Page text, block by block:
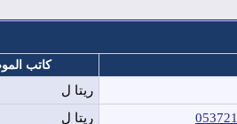
كاتب
ريتا ل
ريتا ل